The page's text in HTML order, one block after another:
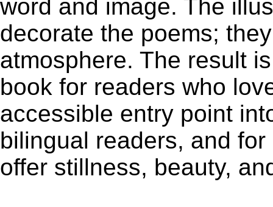
word and image. The
decorate the poems;
atmosphere. The result
book for readers who
accessible entry point
bilingual readers, and
offer stillness, beauty,